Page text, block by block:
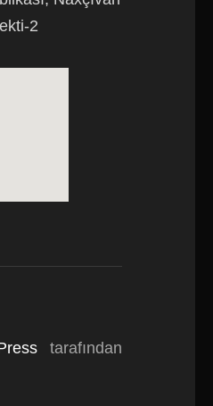
2
tarafından